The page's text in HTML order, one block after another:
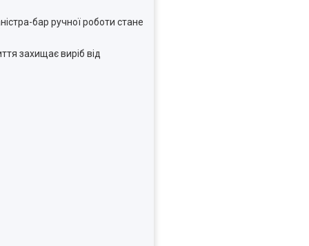
бар ручної роботи стане
захищає виріб від